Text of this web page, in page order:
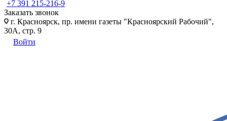
+7 391 215-216-9
Заказать звонок
г. Красноярск, пр. имени газеты "Красноярский Рабочий",
30А, стр. 9
Войти